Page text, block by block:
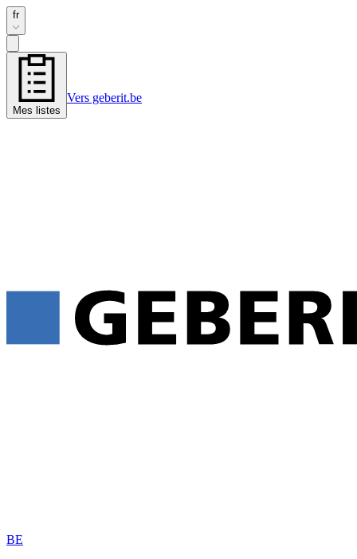
fr
Mes listes
Vers geberit.be
BE